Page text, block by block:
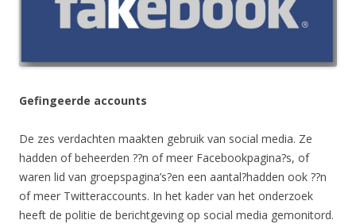
Gefingeerde accounts
De zes verdachten maakten gebruik van social media. Ze
hadden of beheerden ??n of meer Facebookpagina?s, of
waren lid van groepspagina’s?en een aantal?hadden ook ??n
of meer Twitteraccounts. In het kader van het onderzoek
heeft de politie de berichtgeving op social media gemonitord.